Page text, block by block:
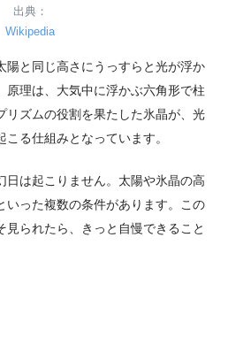
出典：
Wikipedia
陽と同じ高さにうっすらと光が浮か
原理は、大気中に浮かぶ六角形で柱
リズムの役割を果たした氷晶が、光
る仕組みとなっています。
日は起こりません。太陽や氷晶の高
いった複数の条件があります。この
見られたら、きっと自慢できること